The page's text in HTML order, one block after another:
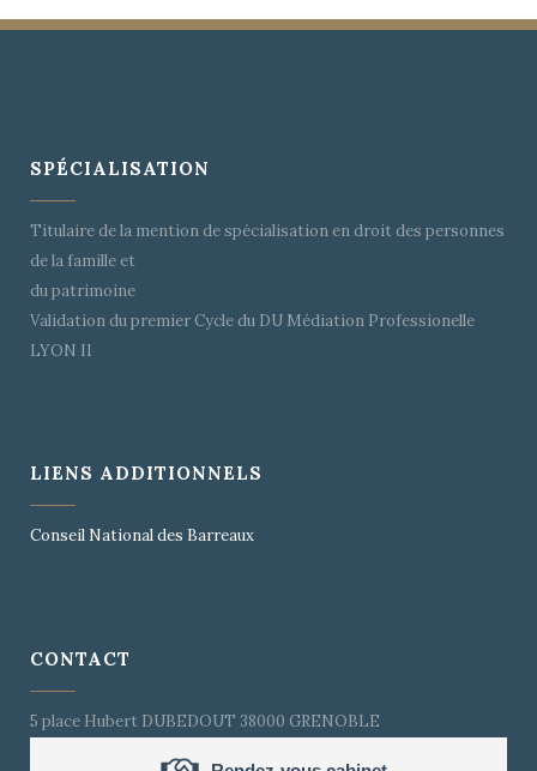
SPÉCIALISATION
Titulaire de la mention de spécialisation en droit des personnes
de la famille et
du patrimoine
Validation du premier Cycle du DU Médiation Professionelle
LYON II
LIENS ADDITIONNELS
Conseil National des Barreaux
CONTACT
5 place Hubert DUBEDOUT 38000 GRENOBLE